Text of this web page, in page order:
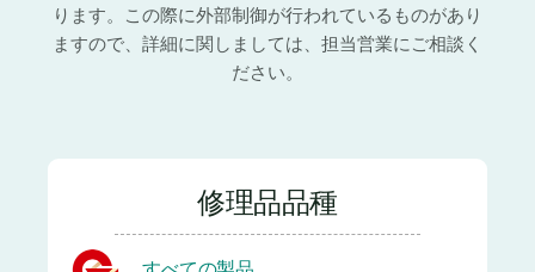
ります。この際に外部制御が行われているものがあり
ますので、詳細に関しましては、担当営業にご相談く
ださい。
修理品品種